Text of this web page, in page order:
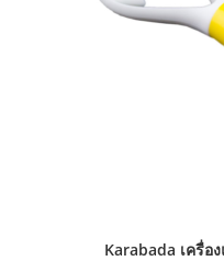
Karabada เครื่อ